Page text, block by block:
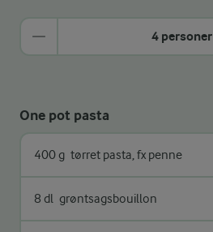
4 personer
One pot pasta
400 g tørret pasta, fx penne
8 dl grøntsagsbouillon